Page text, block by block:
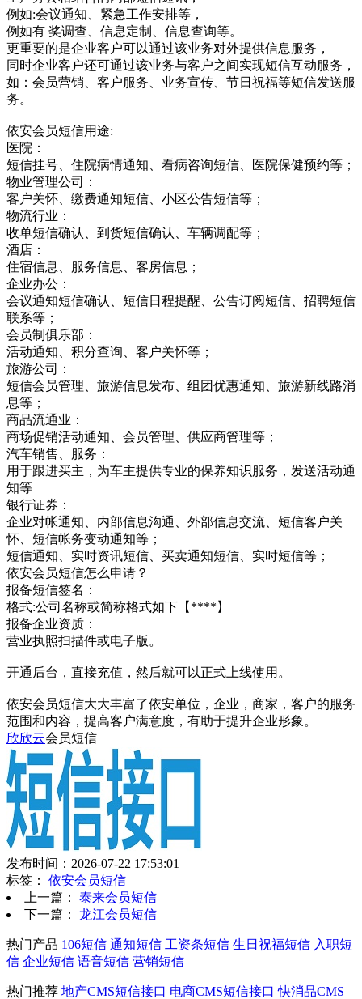
例如:会议通知、紧急工作安排等，
例如有 奖调查、信息定制、信息查询等。
更重要的是企业客户可以通过该业务对外提供信息服务，
同时企业客户还可通过该业务与客户之间实现短信互动服务，
如：会员营销、客户服务、业务宣传、节日祝福等短信发送服
务。
依安会员短信用途:
医院：
短信挂号、住院病情通知、看病咨询短信、医院保健预约等；
物业管理公司：
客户关怀、缴费通知短信、小区公告短信等；
物流行业：
收单短信确认、到货短信确认、车辆调配等；
酒店：
住宿信息、服务信息、客房信息；
企业办公：
会议通知短信确认、短信日程提醒、公告订阅短信、招聘短信
联系等；
会员制俱乐部：
活动通知、积分查询、客户关怀等；
旅游公司：
短信会员管理、旅游信息发布、组团优惠通知、旅游新线路消
息等；
商品流通业：
商场促销活动通知、会员管理、供应商管理等；
汽车销售、服务：
用于跟进买主，为车主提供专业的保养知识服务，发送活动通
知等
银行证券：
企业对帐通知、内部信息沟通、外部信息交流、短信客户关
怀、短信帐务变动通知等；
短信通知、实时资讯短信、买卖通知短信、实时短信等；
依安会员短信怎么申请？
报备短信签名：
格式:公司名称或简称格式如下【****】
报备企业资质：
营业执照扫描件或电子版。
开通后台，直接充值，然后就可以正式上线使用。
依安会员短信大大丰富了依安单位，企业，商家，客户的服务
范围和内容，提高客户满意度，有助于提升企业形象。
欣欣云会员短信
发布时间：2026-07-22 17:53:01
标签： 依安会员短信
上一篇： 泰来会员短信
下一篇： 龙江会员短信
热门产品 106短信 通知短信 工资条短信 生日祝福短信 入职短
信 企业短信 语音短信 营销短信
热门推荐 地产CMS短信接口 电商CMS短信接口 快消品CMS